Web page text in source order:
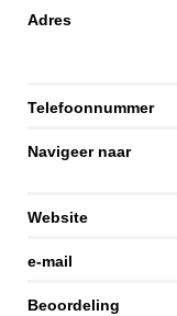
Adres
Telefoonnummer
Navigeer naar
Website
e-mail
Beoordeling